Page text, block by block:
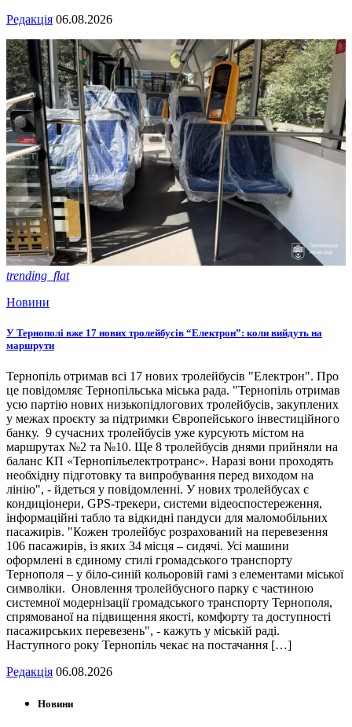
Редакція 06.08.2026
trending_flat
Новини
У Тернополі вже 17 нових тролейбусів “Електрон”: коли вийдуть на
маршрути
Тернопіль отримав всі 17 нових тролейбусів "Електрон". Про
це повідомляє Тернопільська міська рада. "Тернопіль отримав
усю партію нових низькопідлогових тролейбусів, закуплених
у межах проєкту за підтримки Європейського інвестиційного
банку. 9 сучасних тролейбусів уже курсують містом на
маршрутах №2 та №10. Ще 8 тролейбусів днями прийняли на
баланс КП «Тернопільелектротранс». Наразі вони проходять
необхідну підготовку та випробування перед виходом на
лінію", - йдеться у повідомленні. У нових тролейбусах є
кондиціонери, GPS-трекери, системи відеоспостереження,
інформаційні табло та відкидні пандуси для маломобільних
пасажирів. "Кожен тролейбус розрахований на перевезення
106 пасажирів, із яких 34 місця – сидячі. Усі машини
оформлені в єдиному стилі громадського транспорту
Тернополя – у біло-синій кольоровій гамі з елементами міської
символіки. Оновлення тролейбусного парку є частиною
системної модернізації громадського транспорту Тернополя,
спрямованої на підвищення якості, комфорту та доступності
пасажирських перевезень", - кажуть у міській раді.
Наступного року Тернопіль чекає на постачання […]
Редакція 06.08.2026
Новини